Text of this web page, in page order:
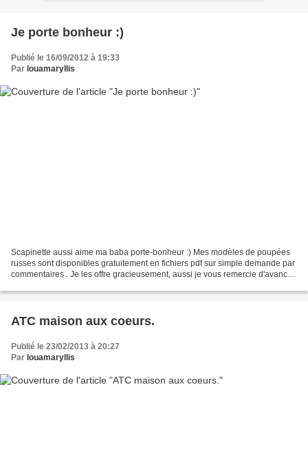
Je porte bonheur :)
Publié le 16/09/2012 à 19:33
Par louamaryllis
Scapinette aussi aime ma baba porte-bonheur :) Mes modèles de poupées
russes sont disponibles gratuitement en fichiers pdf sur simple demande par
commentaires . Je les offre gracieusement, aussi je vous remercie d'avance
ATC maison aux coeurs.
Publié le 23/02/2013 à 20:27
Par louamaryllis